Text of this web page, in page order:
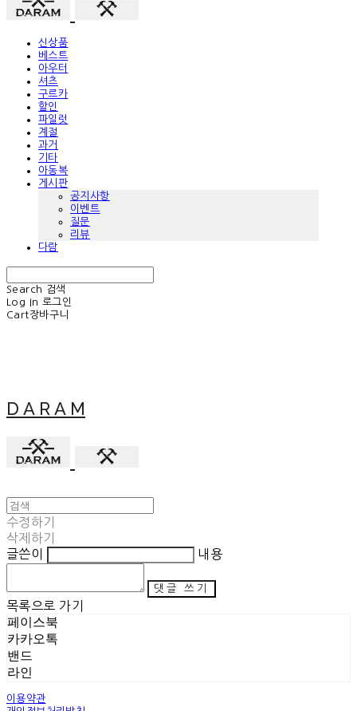
신상품
베스트
아우터
셔츠
구르카
할인
파일럿
계절
과거
기타
아동복
게시판
공지사항
이벤트
질문
리뷰
다람
Search
검색
Log In 로그인
Cart장바구니
D A R A M
수정하기
삭제하기
글쓴이
내용
댓글 쓰기
목록으로 가기
페이스북
카카오톡
밴드
라인
이용약관